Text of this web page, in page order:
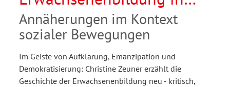
Deutschland
Annäherungen im Kontext
sozialer Bewegungen
Im Geiste von Aufklärung, Emanzipation und
Demokratisierung: Christine Zeuner erzählt die
Geschichte der Erwachsenenbildung neu - kritisch,